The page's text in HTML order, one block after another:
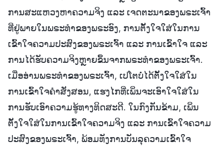
ການສະແຫວງຫາຄວາມຈິງ ແລະ ເຈດຕະນາຂອງພຣະເຈົ້າ
ທີ່ຢູ່ພາຍໃນພຣະທຳຂອງພຣະອົງ, ການຕັ້ງໃຈໃສ່ໃນການ
ເຂົ້າໃຈຄວາມປະສົງຂອງພຣະເຈົ້າ ແລະ ການເຂົ້າໃຈ ແລະ
ການໄດ້ຮັບຄວາມຈິງຫຼາຍຂຶ້ນຈາກພຣະທຳຂອງພຣະເຈົ້າ.
ເມື່ອອ່ານພຣະທຳຂອງພຣະເຈົ້າ, ເປໂຕບໍ່ໄດ້ຕັ້ງໃຈໃສ່ໃນ
ການເຂົ້າໃຈຄຳສັ່ງສອນ, ແຮງໄກທີ່ເພິ່ນຈະເອົາໃຈໃສ່ໃນ
ການຮັບເອົາຄວາມຮູ້ທາງທິດສະດີ. ໃນກົງກັນຂ້າມ, ເພິ່ນ
ຕັ້ງໃຈໃສ່ໃນການເຂົ້າໃຈຄວາມຈິງ ແລະ ການເຂົ້າໃຈຄວາມ
ປະສົງຂອງພຣະເຈົ້າ, ພ້ອມທັງການບັນລຸຄວາມເຂົ້າໃຈ